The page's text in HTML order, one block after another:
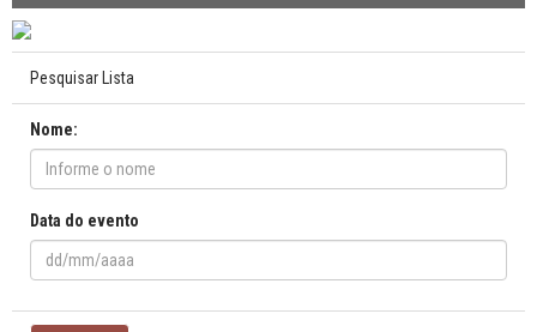
Pesquisar Lista
Nome:
Data do evento